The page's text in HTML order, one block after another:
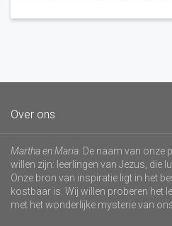
Over ons
Martha en Maria . De naam van
willen zijn: leerlingen van Jezus, die
Onze bron van inspiratie ligt in het
kostbaar is. Wij willen proberen het
met het wonderlijke mysterie van